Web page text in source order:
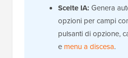
Scelte IA: Genera
opzioni per campi
pulsanti di opzione,
e menu a discesa.